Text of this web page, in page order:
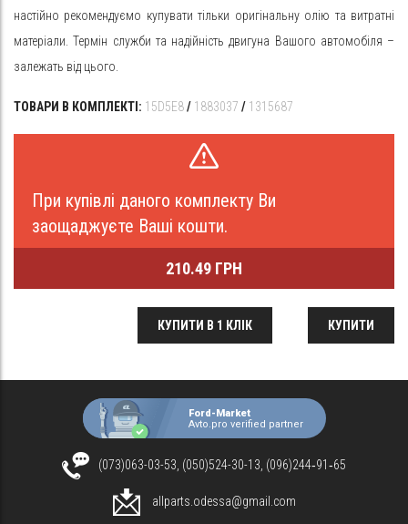
настійно рекомендуємо купувати тільки оригінальну олію та витратні
матеріали. Термін служби та надійність двигуна Вашого автомобіля –
залежать від цього.
ТОВАРИ В КОМПЛЕКТІ: 15D5E8/ 1883037 / 1315687
При купівлі даного комплекту Ви
заощаджуєте Ваші кошти.
210.49 ГРН
КУПИТИ
КУПИТИ В 1 КЛІК
Ford-Market
Avto.pro verified partner
(073)063-03-53, (050)524-30-13, (096)244‑91‑65
allparts.odessa@gmail.com